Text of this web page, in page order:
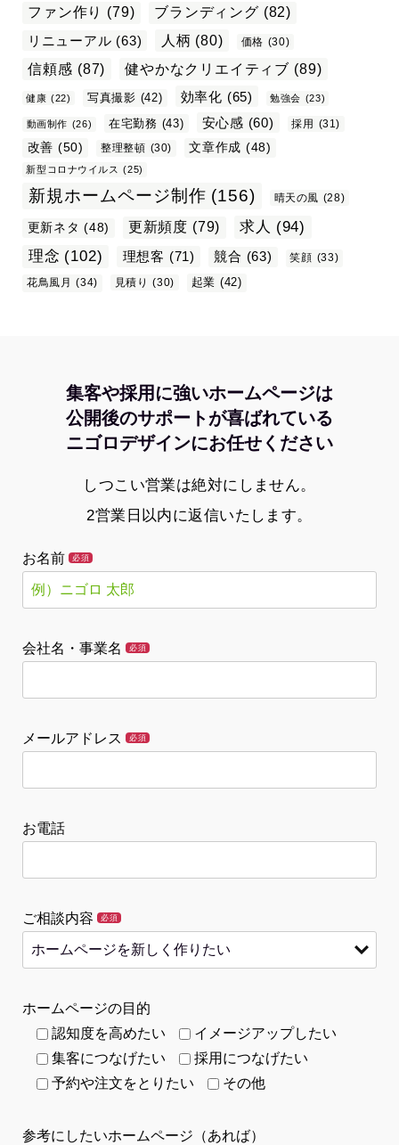
ファン作り (79) ブランディング (82)
リニューアル (63) 人柄 (80) 価格 (30)
信頼感 (87) 健やかなクリエイティブ (89)
健康 (22) 写真撮影 (42) 効率化 (65) 勉強会 (23)
動画制作 (26) 在宅勤務 (43) 安心感 (60) 採用 (31)
改善 (50) 整理整頓 (30) 文章作成 (48)
新型コロナウイルス (25)
新規ホームページ制作 (156) 晴天の風 (28)
更新ネタ (48) 更新頻度 (79) 求人 (94)
理念 (102) 理想客 (71) 競合 (63) 笑顔 (33)
花鳥風月
(34) 見積り (30) 起業 (42)
集客や採用に強いホームページは
公開後のサポートが喜ばれている
ニゴロデザインにお任せください
しつこい営業は絶対にしません。
2営業日以内に返信いたします。
お名前 必須
会社名・事業名 必須
メールアドレス 必須
お電話
ご相談内容 必須
ホームページの目的
認知度を高めたい
イメージアップしたい
集客につなげたい
採用につなげたい
予約や注文をとりたい
その他
参考にしたいホームページ（あれば）